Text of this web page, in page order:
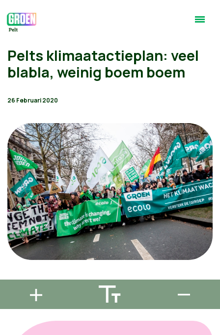
Pelts klimaatactieplan: veel
blabla, weinig boem boem
26 Februari 2020